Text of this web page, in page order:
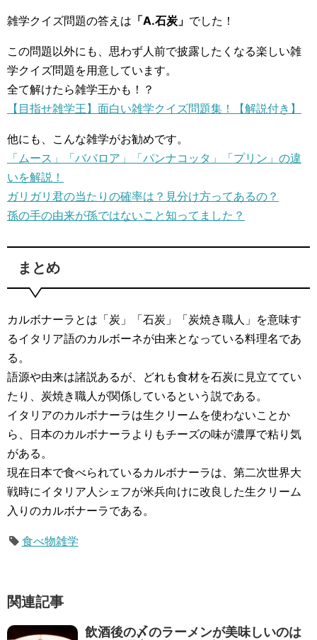
雑学クイズ問題の答えは 「A.石炭」 でした！
この問題以外にも、思わず人前で披露したくなる楽しい雑
学クイズ問題を用意しています。
全て解けたら雑学王かも！？
【目指せ雑学王】面白い雑学クイズ問題集！【解説付き】
他にも、こんな雑学がお勧めです。
「ムース」「ババロア」「パンナコッタ」「プリン」の違
いを解説！
ガリガリ君の当たりの確率は？見分け方ってあるの？
孫の手の由来が孫ではないこと知ってました？
まとめ
カルボナーラとは「炭」「石炭」「炭焼き職人」を意味す
るイタリア語のカルボーネが由来となっている料理名であ
る。
語源や由来は諸説あるが、どれも食材を石炭に見立ててい
たり、炭焼き職人が関係しているという説である。
イタリアのカルボナーラは生クリームを使わないことか
ら、日本のカルボナーラよりもチーズの味が濃厚で粘り気
がある。
現在日本で食べられているカルボナーラは、第二次世界大
戦時にイタリア人シェフが米兵向けに改良した生クリーム
入りのカルボナーラである。
食べ物雑学
関連記事
飲酒後の〆のラーメンが美味しいのは